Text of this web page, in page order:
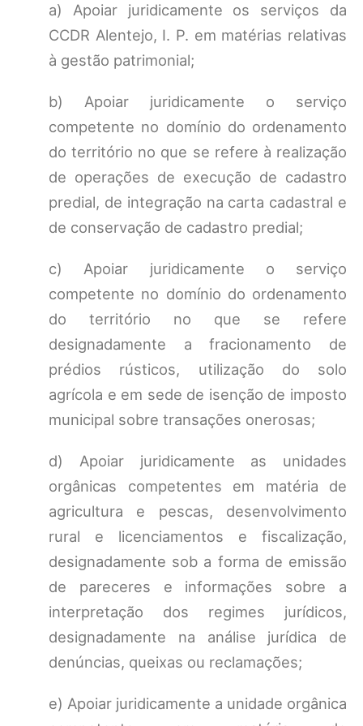
a) Apoiar juridicamente os serviços da
CCDR Alentejo, I. P. em matérias relativas
à gestão patrimonial;
b) Apoiar juridicamente o serviço
competente no domínio do ordenamento
do território no que se refere à realização
de operações de execução de cadastro
predial, de integração na carta cadastral e
de conservação de cadastro predial;
c) Apoiar juridicamente o serviço
competente no domínio do ordenamento
do território no que se refere
designadamente a fracionamento de
prédios rústicos, utilização do solo
agrícola e em sede de isenção de imposto
municipal sobre transações onerosas;
d) Apoiar juridicamente as unidades
orgânicas competentes em matéria de
agricultura e pescas, desenvolvimento
rural e licenciamentos e fiscalização,
designadamente sob a forma de emissão
de pareceres e informações sobre a
interpretação dos regimes jurídicos,
designadamente na análise jurídica de
denúncias, queixas ou reclamações;
e) Apoiar juridicamente a unidade orgânica